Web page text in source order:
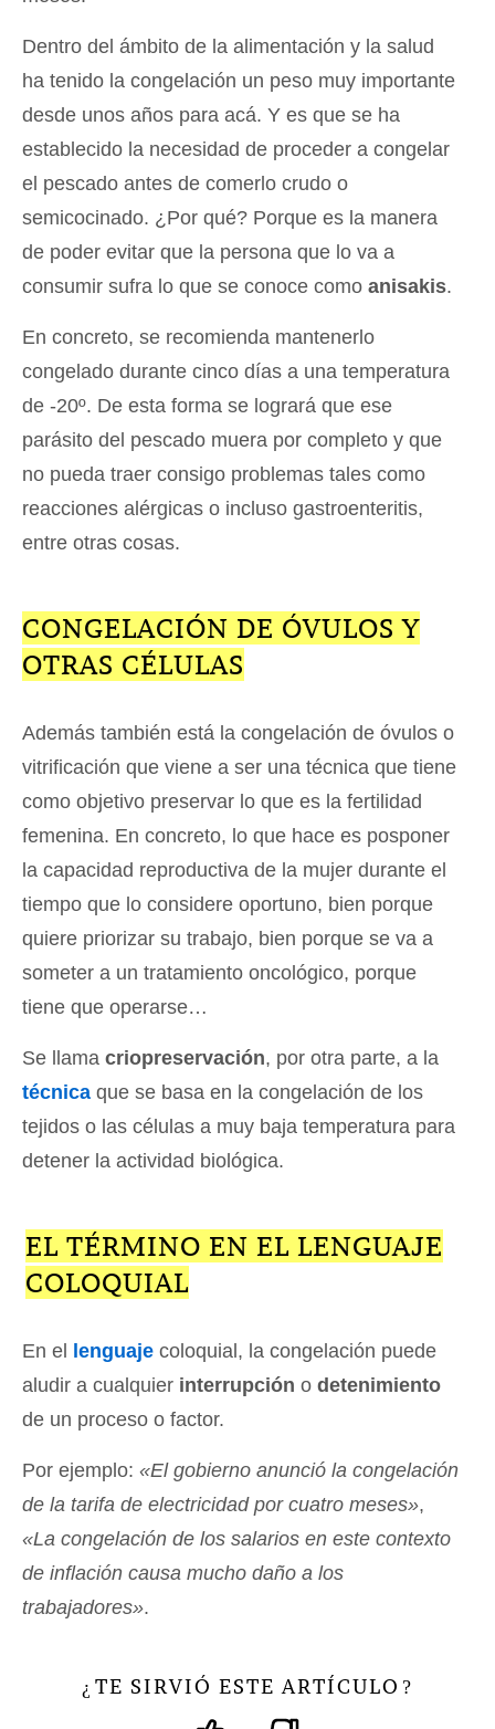
Dentro del ámbito de la alimentación y la salud
ha tenido la congelación un peso muy importante
desde unos años para acá. Y es que se ha
establecido la necesidad de proceder a congelar
el pescado antes de comerlo crudo o
semicocinado. ¿Por qué? Porque es la manera
de poder evitar que la persona que lo va a
consumir sufra lo que se conoce como anisakis.
En concreto, se recomienda mantenerlo
congelado durante cinco días a una temperatura
de -20º. De esta forma se logrará que ese
parásito del pescado muera por completo y que
no pueda traer consigo problemas tales como
reacciones alérgicas o incluso gastroenteritis,
entre otras cosas.
CONGELACIÓN DE ÓVULOS Y
OTRAS CÉLULAS
Además también está la congelación de óvulos o
vitrificación que viene a ser una técnica que tiene
como objetivo preservar lo que es la fertilidad
femenina. En concreto, lo que hace es posponer
la capacidad reproductiva de la mujer durante el
tiempo que lo considere oportuno, bien porque
quiere priorizar su trabajo, bien porque se va a
someter a un tratamiento oncológico, porque
tiene que operarse…
Se llama criopreservación, por otra parte, a la
técnica que se basa en la congelación de los
tejidos o las células a muy baja temperatura para
detener la actividad biológica.
EL TÉRMINO EN EL LENGUAJE
COLOQUIAL
En el lenguaje coloquial, la congelación puede
aludir a cualquier interrupción o detenimiento
de un proceso o factor.
Por ejemplo: «El gobierno anunció la congelación
de la tarifa de electricidad por cuatro meses»,
«La congelación de los salarios en este contexto
de inflación causa mucho daño a los
trabajadores».
¿ TE SIRVIÓ ESTE ARTÍCULO ?